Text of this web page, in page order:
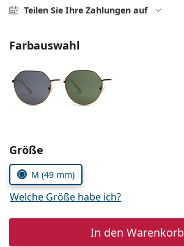
Alle Marken
Prada
Alle Marken
Teilen Sie Ihre Zahlungen auf
Farbauswahl
Parameter wählen
Größe
M (49 mm)
Welche Größe habe ich?
In den Warenkorb